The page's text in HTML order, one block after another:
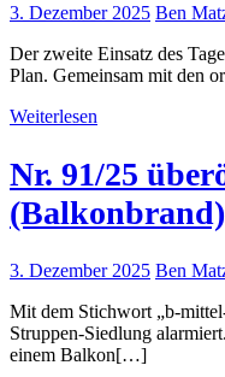
3. Dezember 2025 Ben
Der zweite Einsatz des
Plan. Gemeinsam mit den
Weiterlesen
Nr. 91/25
(Balkonbrand)
3. Dezember 2025 Ben
Mit dem Stichwort „b-
Struppen-Siedlung
einem Balkon[…]